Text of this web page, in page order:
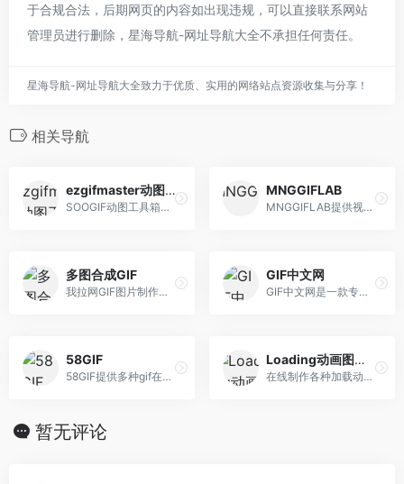
于合规合法，后期网页的内容如出现违规，可以直接联系网站
管理员进行删除，星海导航-网址导航大全不承担任何责任。
星海导航-网址导航大全致力于优质、实用的网络站点资源收集与分享！
相关导航
ezgifmaster动图工具
SOOGIF动图工具箱，30多个GIF处理功能，3步即可制作一张GIF动态图片，可以满足80%以上GIF动图和图片的制作和编辑处理。
MNGGIFLAB
MNGGIFLAB提供视频转换成gif、gif添加文字、图片、gif分解、剪裁、合成、压缩编辑、在线录屏、录屏转换为gif功能
多图合成GIF
我拉网GIF图片制作工具是一款支持在线多图合成gif、视频转gif、gif裁剪、gif压缩、表情包gif、gif编辑、gif拼图等制作的动漫制作软件,您可以随心随意的制作喜欢 的GIF动画哦。
GIF中文网
GIF中文网是一款专业的在线gif制作工具，支持多种gif在线编辑功能，包括gif合成、视频转gif、gif压缩、gif拼图、gif裁剪、gif改大小、gif加字、gif分解等功能， 操作简单快捷高效。
58GIF
58GIF提供多种gif在线制作与编辑工具，制作合成gif，视频转gif，gif编辑，gif压缩，gif拼图，gif裁剪，录屏转gif等，在线操作，无需下载
Loading动画图标生成器
在线制作各种加载动画，支持下载动画GIF、CSS、SVG、PNG
暂无评论